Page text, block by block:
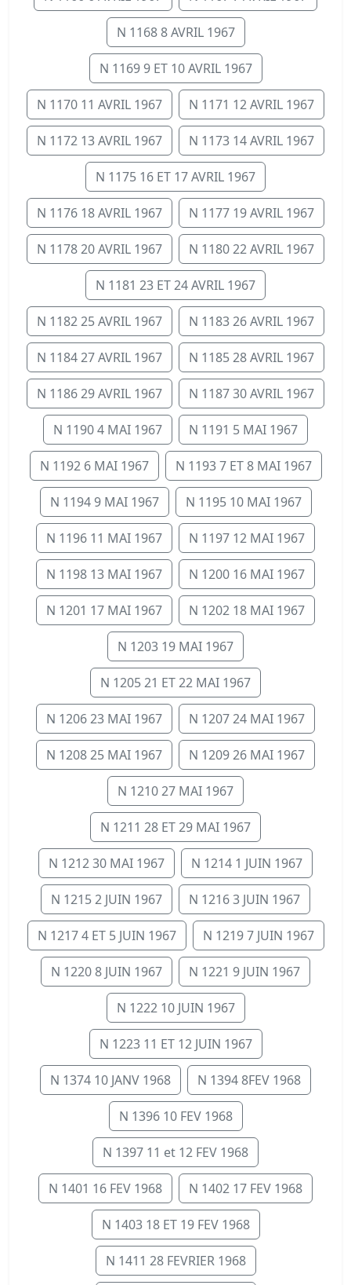
N 1168 8 AVRIL 1967
N 1169 9 ET 10 AVRIL 1967
N 1170 11 AVRIL 1967 N 1171 12 AVRIL 1967
N 1172 13 AVRIL 1967 N 1173 14 AVRIL 1967
N 1175 16 ET 17 AVRIL 1967
N 1176 18 AVRIL 1967 N 1177 19 AVRIL 1967
N 1178 20 AVRIL 1967 N 1180 22 AVRIL 1967
N 1181 23 ET 24 AVRIL 1967
N 1182 25 AVRIL 1967 N 1183 26 AVRIL 1967
N 1184 27 AVRIL 1967 N 1185 28 AVRIL 1967
N 1186 29 AVRIL 1967 N 1187 30 AVRIL 1967
N 1190 4 MAI 1967 N 1191 5 MAI 1967
N 1192 6 MAI 1967 N 1193 7 ET 8 MAI 1967
N 1194 9 MAI 1967 N 1195 10 MAI 1967
N 1196 11 MAI 1967 N 1197 12 MAI 1967
N 1198 13 MAI 1967 N 1200 16 MAI 1967
N 1201 17 MAI 1967 N 1202 18 MAI 1967
N 1203 19 MAI 1967
N 1205 21 ET 22 MAI 1967
N 1206 23 MAI 1967 N 1207 24 MAI 1967
N 1208 25 MAI 1967 N 1209 26 MAI 1967
N 1210 27 MAI 1967
N 1211 28 ET 29 MAI 1967
N 1212 30 MAI 1967 N 1214 1 JUIN 1967
N 1215 2 JUIN 1967 N 1216 3 JUIN 1967
N 1217 4 ET 5 JUIN 1967 N 1219 7 JUIN 1967
N 1220 8 JUIN 1967 N 1221 9 JUIN 1967
N 1222 10 JUIN 1967
N 1223 11 ET 12 JUIN 1967
N 1374 10 JANV 1968 N 1394 8FEV 1968
N 1396 10 FEV 1968
N 1397 11 et 12 FEV 1968
N 1401 16 FEV 1968 N 1402 17 FEV 1968
N 1403 18 ET 19 FEV 1968
N 1411 28 FEVRIER 1968